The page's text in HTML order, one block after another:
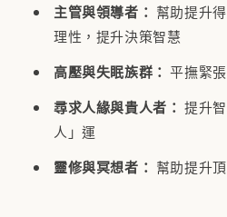
主管與領導者： 幫助提升
理性，提升決策智慧
高壓與失眠族群： 平撫緊
尋求人緣與貴人者： 提升
人」運
靈修與冥想者： 幫助提升